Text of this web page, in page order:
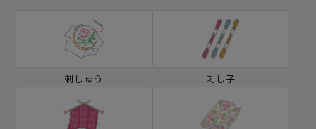
刺しゅう 刺し子